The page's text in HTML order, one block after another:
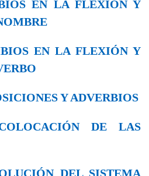
EN LA FLEXIÓN Y
EN LA FLEXIÓN Y
Y ADVERBIOS
DE LAS
DEL SISTEMA